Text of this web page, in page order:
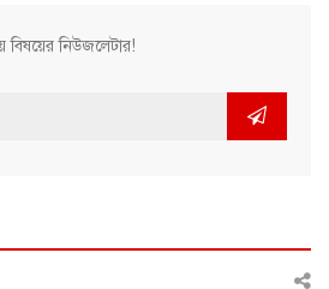
বিষয়ের নিউজলেটার!